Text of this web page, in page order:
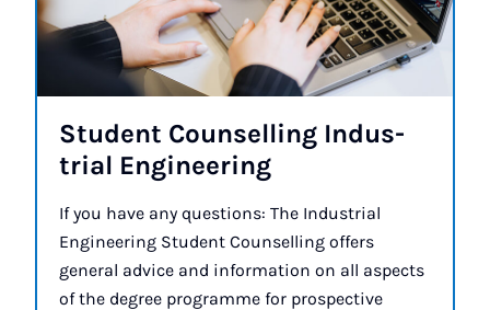
Stu­dent Coun­selling In­dus­
tri­al En­gin­eer­ing
If you have any questions: The Industrial
Engineering Student Counselling offers
general advice and information on all aspects
of the degree programme for prospective